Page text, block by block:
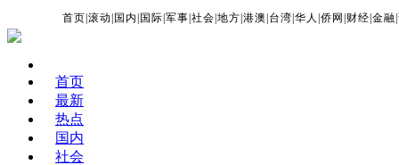
首页 |滚动 国内 国际 |军事 |社会 |地方 |港澳 台湾 |华人 |侨网 财经 |金融 |
首页
最新
热点
国内
社会